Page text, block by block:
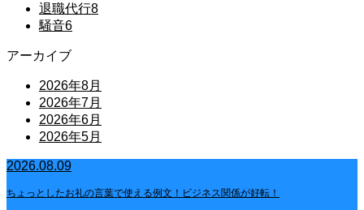
退職代行8
騒音6
アーカイブ
2026年8月
2026年7月
2026年6月
2026年5月
2026.08.09
ちょっとしたお礼の言葉で使える例文！ビジネス関係が好転！